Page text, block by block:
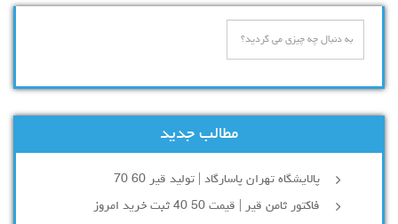
مطالب جدید
پالایشگاه تهران پاسارگاد | تولید قیر 60 70
فاکتور ثامن قیر | قیمت 50 40 ثبت خرید امروز